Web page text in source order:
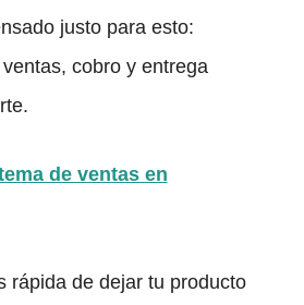
justo para esto:
cobro y entrega
de ventas en
rápida de dejar tu producto